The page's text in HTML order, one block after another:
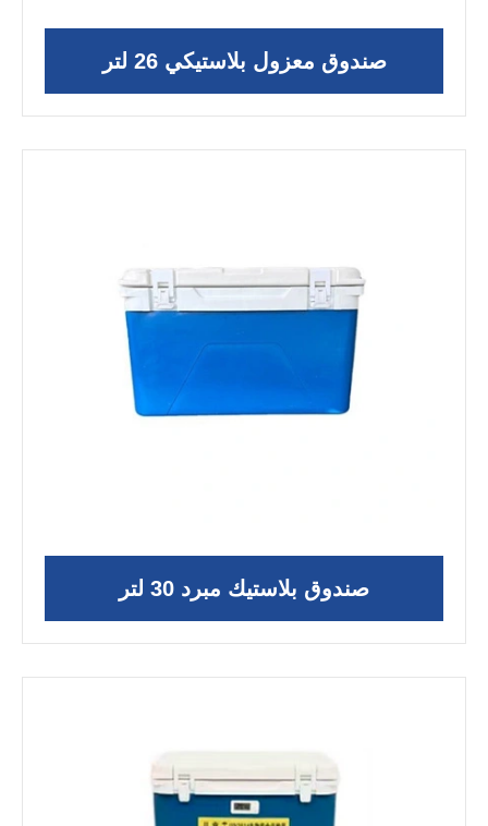
صندوق معزول بلاستيكي 26 لتر
صندوق بلاستيك مبرد 30 لتر